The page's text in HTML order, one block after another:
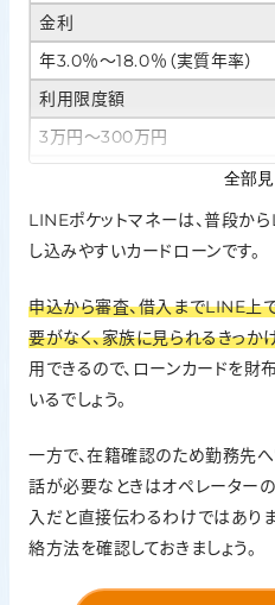
金利
年3.0％〜18.0％（実質年率）
利用限度額
3万円〜300万円
対応。申込・審査・借入まで
在籍確認の方針
ーターの個人名で連絡
無利息期間
はじめてスタンダードプランで
ら30日間利息0円
全部
LINEポケットマネーは、普段か
し込みやすいカードローンです。
申込から審査、借入までLINE上
要がなく、家族に見られるきっか
用できるので、ローンカードを
いるでしょう。
一方で、在籍確認のため勤務先
話が必要なときはオペレーター
入だと直接伝わるわけではあり
絡方法を確認しておきましょう。